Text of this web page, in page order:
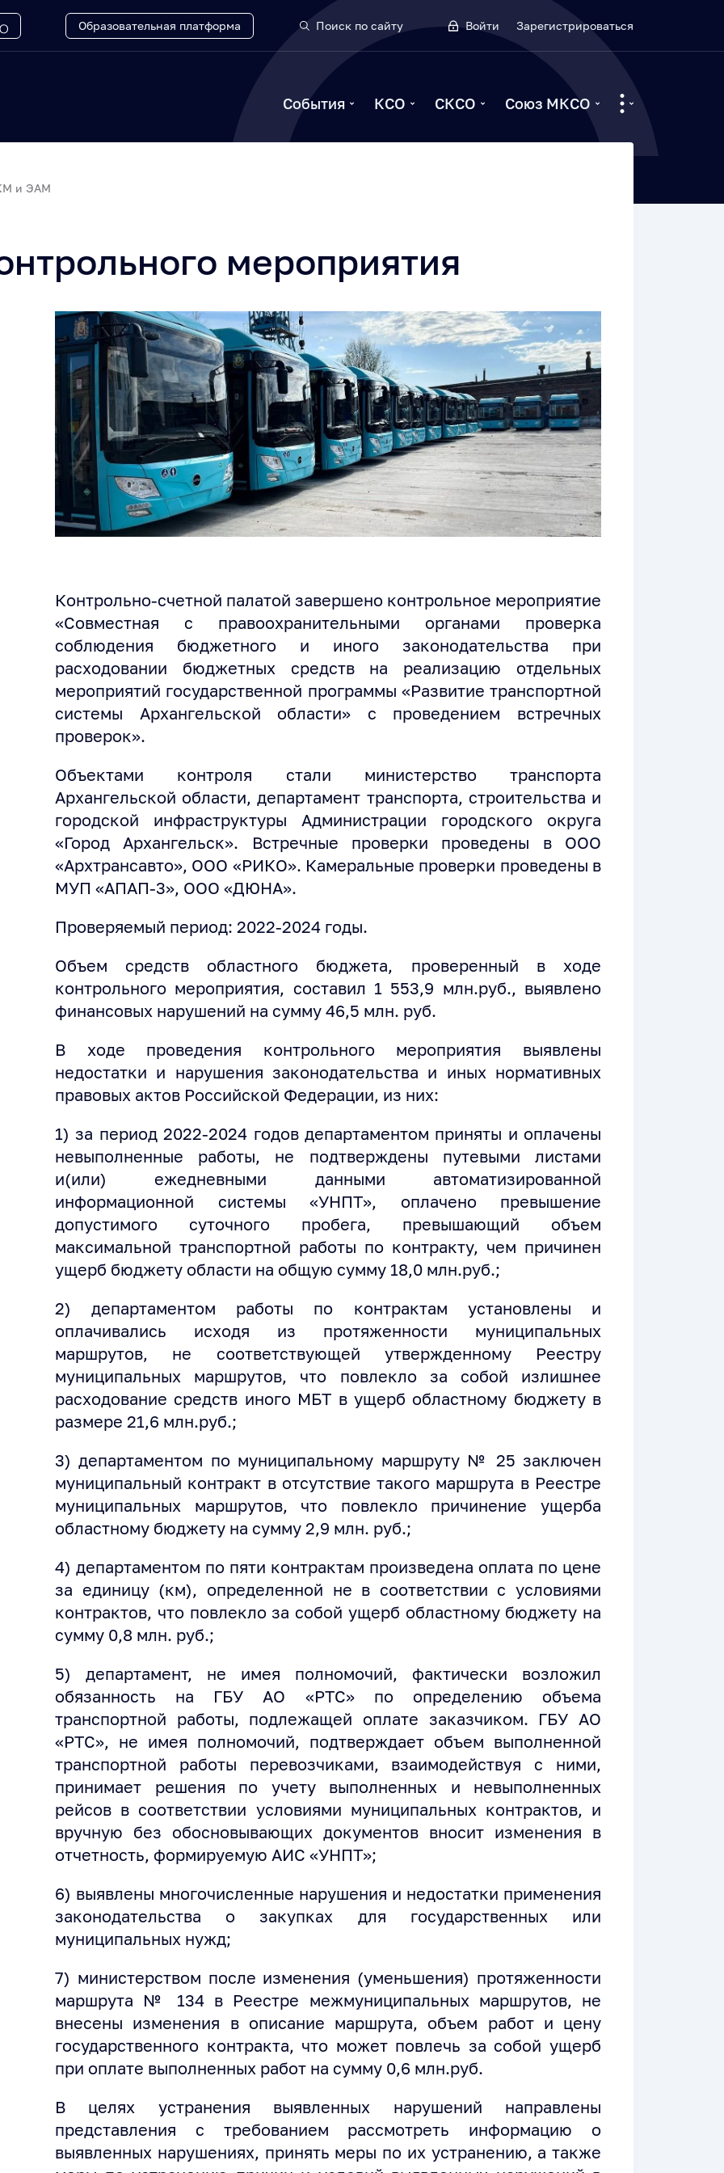
Образовательная платформа Поиск по сайту Войти Зарегистрироваться
События КСО СКСО Союз МКСО
и ЭАМ
мероприятия
Контрольно-счетной палатой завершено контрольное мероприятие
«Совместная с правоохранительными органами проверка
соблюдения бюджетного и иного законодательства при
расходовании бюджетных средств на реализацию отдельных
мероприятий государственной программы «Развитие транспортной
системы Архангельской области» с проведением встречных
проверок».
Объектами контроля стали министерство транспорта
Архангельской области, департамент транспорта, строительства и
городской инфраструктуры Администрации городского округа
«Город Архангельск». Встречные проверки проведены в ООО
«Архтрансавто», ООО «РИКО». Камеральные проверки проведены в
МУП «АПАП-3», ООО «ДЮНА».
Проверяемый период: 2022-2024 годы.
Объем средств областного бюджета, проверенный в ходе
контрольного мероприятия, составил 1 553,9 млн.руб., выявлено
финансовых нарушений на сумму 46,5 млн. руб.
В ходе проведения контрольного мероприятия выявлены
недостатки и нарушения законодательства и иных нормативных
правовых актов Российской Федерации, из них:
1) за период 2022-2024 годов департаментом приняты и оплачены
невыполненные работы, не подтверждены путевыми листами
и(или) ежедневными данными автоматизированной
информационной системы «УНПТ», оплачено превышение
допустимого суточного пробега, превышающий объем
максимальной транспортной работы по контракту, чем причинен
ущерб бюджету области на общую сумму 18,0 млн.руб.;
2) департаментом работы по контрактам установлены и
оплачивались исходя из протяженности муниципальных
маршрутов, не соответствующей утвержденному Реестру
муниципальных маршрутов, что повлекло за собой излишнее
расходование средств иного МБТ в ущерб областному бюджету в
размере 21,6 млн.руб.;
3) департаментом по муниципальному маршруту № 25 заключен
муниципальный контракт в отсутствие такого маршрута в Реестре
муниципальных маршрутов, что повлекло причинение ущерба
областному бюджету на сумму 2,9 млн. руб.;
4) департаментом по пяти контрактам произведена оплата по цене
за единицу (км), определенной не в соответствии с условиями
контрактов, что повлекло за собой ущерб областному бюджету на
сумму 0,8 млн. руб.;
5) департамент, не имея полномочий, фактически возложил
обязанность на ГБУ АО «РТС» по определению объема
транспортной работы, подлежащей оплате заказчиком. ГБУ АО
«РТС», не имея полномочий, подтверждает объем выполненной
транспортной работы перевозчиками, взаимодействуя с ними,
принимает решения по учету выполненных и невыполненных
рейсов в соответствии условиями муниципальных контрактов, и
вручную без обосновывающих документов вносит изменения в
отчетность, формируемую АИС «УНПТ»;
6) выявлены многочисленные нарушения и недостатки применения
законодательства о закупках для государственных или
муниципальных нужд;
7) министерством после изменения (уменьшения) протяженности
маршрута № 134 в Реестре межмуниципальных маршрутов, не
внесены изменения в описание маршрута, объем работ и цену
государственного контракта, что может повлечь за собой ущерб
при оплате выполненных работ на сумму 0,6 млн.руб.
В целях устранения выявленных нарушений направлены
представления с требованием рассмотреть информацию о
выявленных нарушениях, принять меры по их устранению, а также